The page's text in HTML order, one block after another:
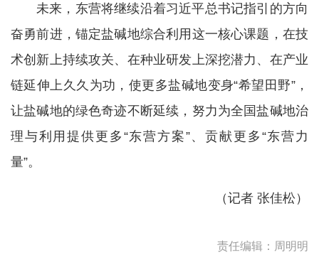
未来，东营将继续沿着习近平总书记指引的方向
奋勇前进，锚定盐碱地综合利用这一核心课题，在技
术创新上持续攻关、在种业研发上深挖潜力、在产业
链延伸上久久为功，使更多盐碱地变身“希望田野”，
让盐碱地的绿色奇迹不断延续，努力为全国盐碱地治
理与利用提供更多“东营方案”、贡献更多“东营力
量”。
（记者 张佳松）
责任编辑：周明明